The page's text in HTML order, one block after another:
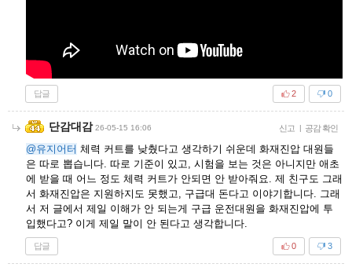
답글 0
2
단감대감 26-05-15 16:06 신고 | 공감 확인
@유지어터 체력 커트를 낮췄다고 생각하기 쉬운데 화재진압 대원들
은 따로 뽑습니다. 따로 기준이 있고, 시험을 보는 것은 아니지만 애초
에 받을 때 어느 정도 체력 커트가 안되면 안 받아줘요. 제 친구도 그래
서 화재진압은 지원하지도 못했고, 구급대 돈다고 이야기합니다. 그래
서 저 글에서 제일 이해가 안 되는게 구급 운전대원을 화재진압에 투
입했다고? 이게 제일 말이 안 된다고 생각합니다.
답글 3
0